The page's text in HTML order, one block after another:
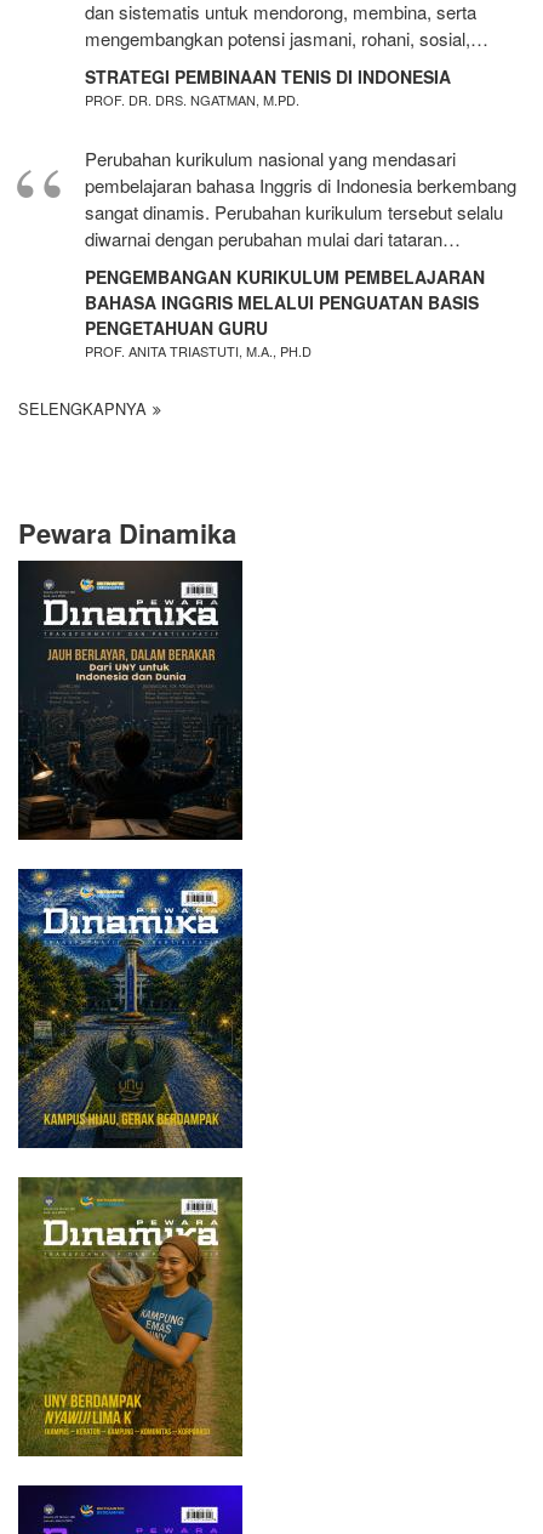
dan sistematis untuk mendorong, membina, serta
mengembangkan potensi jasmani, rohani, sosial,…
STRATEGI PEMBINAAN TENIS DI INDONESIA
PROF. DR. DRS. NGATMAN, M.PD.
Perubahan kurikulum nasional yang mendasari
pembelajaran bahasa Inggris di Indonesia berkembang
sangat dinamis. Perubahan kurikulum tersebut selalu
diwarnai dengan perubahan mulai dari tataran…
PENGEMBANGAN KURIKULUM PEMBELAJARAN
BAHASA INGGRIS MELALUI PENGUATAN BASIS
PENGETAHUAN GURU
PROF. ANITA TRIASTUTI, M.A., PH.D
SELENGKAPNYA
Pewara Dinamika